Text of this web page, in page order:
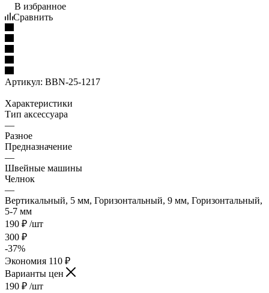
В избранное
Сравнить
Артикул: BBN-25-1217
Характеристики
Тип аксессуара
—
Разное
Предназначение
—
Швейные машины
Челнок
—
Вертикальный, 5 мм, Горизонтальный, 9 мм, Горизонтальный,
5-7 мм
190 ₽ /шт
300 ₽
-37%
Экономия 110 ₽
Варианты цен
190 ₽ /шт